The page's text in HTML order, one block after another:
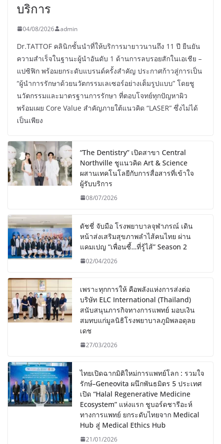
บริการ
04/08/2026 admin
Dr.TATTOF คลินิกชั้นนำที่ให้บริการมายาวนานถึง 11 ปี ยืนยัน
ความสำเร็จในฐานะผู้นำอันดับ 1 ด้านการลบรอยสักในเอเชีย –
แปซิฟิก พร้อมยกระดับแบรนด์ครั้งสำคัญ ประกาศก้าวสู่การเป็น
“ผู้นำการรักษาด้วยนวัตกรรมเลเซอร์อย่างเต็มรูปแบบ” โดยชู
นวัตกรรมและมาตรฐานการรักษา ที่ตอบโจทย์ทุกปัญหาผิว
พร้อมเผย Core Value สำคัญภายใต้แนวคิด “LASER” ซึ่งไม่ได้
เป็นเพียง
“The Dentistry” เปิดสาขา Central
Northville ชูแนวคิด Art & Science
ผสานเทคโนโลยีกับการสื่อสารที่เข้าใจ
ผู้รับบริการ
08/07/2026
ดัชชี่ จับมือ โรงพยาบาลจุฬาภรณ์ เดิน
หน้าส่งเสริมสุขภาพลำไส้คนไทย ผ่าน
แคมเปญ “เพื่อนซี้…ที่รู้ไส้” Season 2
02/04/2026
เพราะทุกการให้ คือพลังแห่งการส่งต่อ
บริษัท ELC International (Thailand)
สนับสนุนภารกิจทางการแพทย์ มอบเงิน
สมทบแก่มูลนิธิโรงพยาบาลภูมิพลอดุลย
เดช
27/03/2026
ไทยเปิดฉากมิติใหม่การแพทย์โลก : รวมใจ
รักษ์–Geneovita ผนึกพันธมิตร 5 ประเทศ
เปิด “Halal Regenerative Medicine
Ecosystem” แห่งแรก ชูบอร์ดชารีอะห์
ทางการแพทย์ ยกระดับไทยจาก Medical
Hub สู่ Medical Ethics Hub
21/01/2026